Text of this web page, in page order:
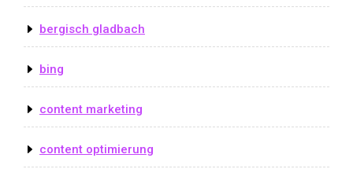
bergisch gladbach
bing
content marketing
content optimierung